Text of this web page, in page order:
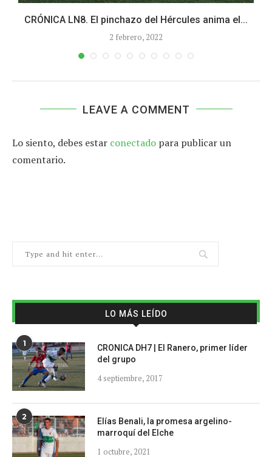
CRÓNICA LN8. El pinchazo del Hércules anima el...
2 febrero, 2022
LEAVE A COMMENT
Lo siento, debes estar conectado para publicar un
comentario.
LO MÁS LEÍDO
1
CRONICA DH7 | El Ranero, primer líder
del grupo
4 septiembre, 2017
2
Elías Benali, la promesa argelino-
marroquí del Elche
1 octubre, 2021